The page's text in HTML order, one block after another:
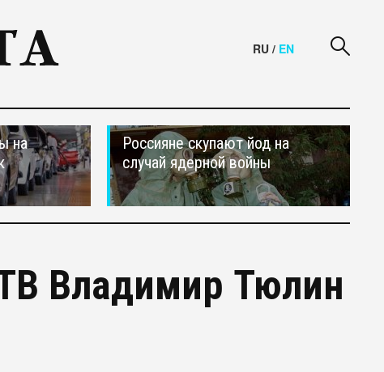
RU / EN
на
Россияне скупают йод на
случай ядерной войны
Владимир Тюлин